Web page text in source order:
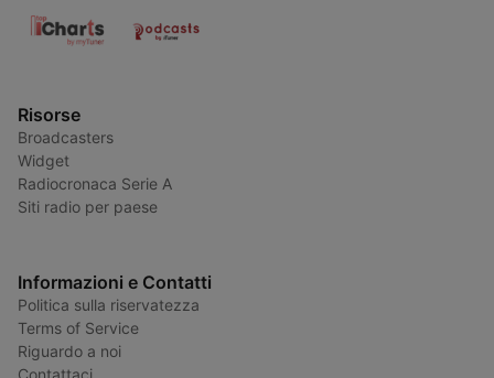
Risorse
Broadcasters
Widget
Radiocronaca Serie A
Siti radio per paese
Informazioni e Contatti
Politica sulla riservatezza
Terms of Service
Riguardo a noi
Contattaci